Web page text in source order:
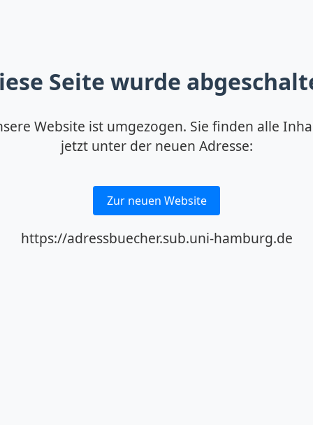
Seite wurde
Website ist umgezogen. Sie finden alle
jetzt unter der neuen Adresse:
Zur neuen Website
https://adressbuecher.sub.uni-hamburg.de